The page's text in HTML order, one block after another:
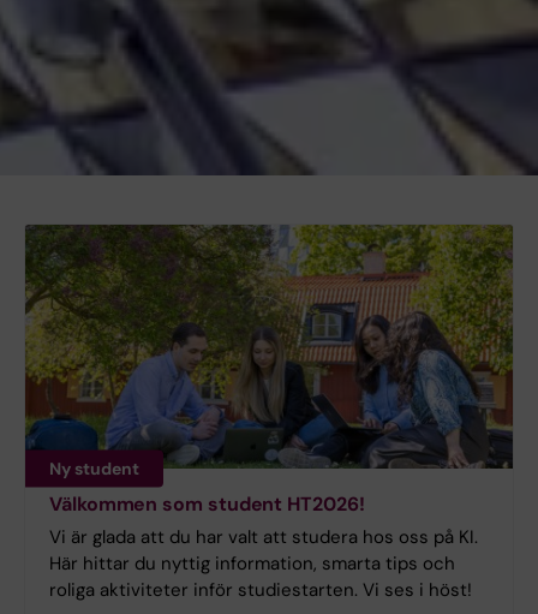
Ny student
Välkommen som student HT2026!
Vi är glada att du har valt att studera hos oss på KI.
Här hittar du nyttig information, smarta tips och
roliga aktiviteter inför studiestarten. Vi ses i höst!